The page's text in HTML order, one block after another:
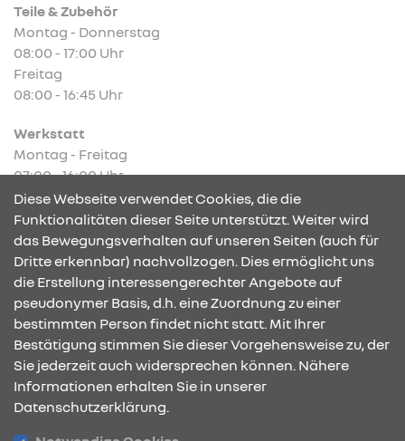
Teile & Zubehör
Montag - Donnerstag
08:00 - 17:00 Uhr
Freitag
08:00 - 16:45 Uhr
Werkstatt
Montag - Freitag
07:00 - 16:00 Uhr
KONTAKT & ANFAHRT
ÖFFNUNGSZEITEN
Diese Webseite verwendet Cookies, die die
Funktionalitäten dieser Seite unterstützt. Weiter wird
das Bewegungsverhalten auf unseren Seiten (auch für
Dritte erkennbar) nachvollzogen. Dies ermöglicht uns
die Erstellung interessengerechter Angebote auf
pseudonymer Basis, d.h. eine Zuordnung zu einer
bestimmten Person findet nicht statt. Mit Ihrer
Bestätigung stimmen Sie dieser Vorgehensweise zu, der
Sie jederzeit auch widersprechen können. Nähere
Informationen erhalten Sie in unserer
Datenschutzerklärung.